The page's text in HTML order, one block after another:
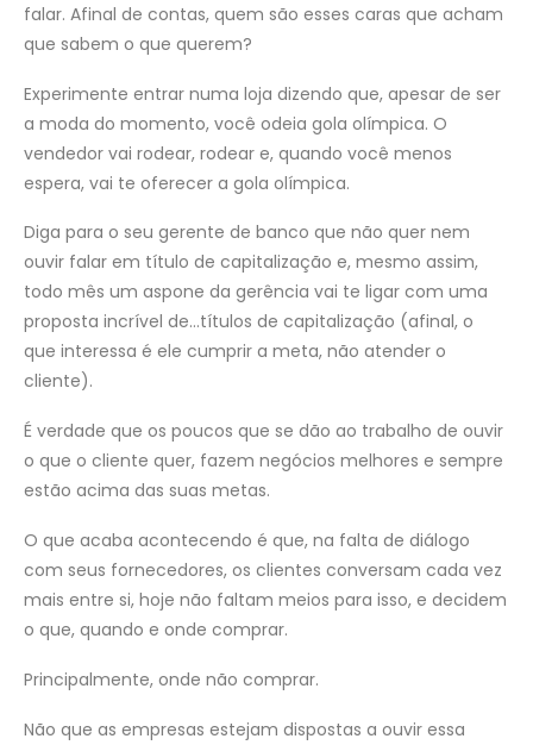
falar. Afinal de contas, quem são esses caras que acham
que sabem o que querem?
Experimente entrar numa loja dizendo que, apesar de ser
a moda do momento, você odeia gola olímpica. O
vendedor vai rodear, rodear e, quando você menos
espera, vai te oferecer a gola olímpica.
Diga para o seu gerente de banco que não quer nem
ouvir falar em título de capitalização e, mesmo assim,
todo mês um aspone da gerência vai te ligar com uma
proposta incrível de…títulos de capitalização (afinal, o
que interessa é ele cumprir a meta, não atender o
cliente).
É verdade que os poucos que se dão ao trabalho de ouvir
o que o cliente quer, fazem negócios melhores e sempre
estão acima das suas metas.
O que acaba acontecendo é que, na falta de diálogo
com seus fornecedores, os clientes conversam cada vez
mais entre si, hoje não faltam meios para isso, e decidem
o que, quando e onde comprar.
Principalmente, onde não comprar.
Não que as empresas estejam dispostas a ouvir essa